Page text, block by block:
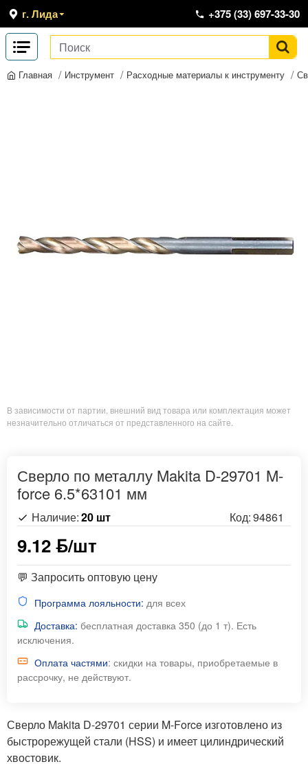
г. Лида +375 (33) 697-33-30
Главная Инструмент Расходные материалы к инструменту
В зависимости от партии, внешний вид товара или комплектация может
незначительно отличаться от представленного на сайте.
Сверло по металлу Makita D-29701 M-
force 6.5*63101 мм
9.12 ƃ/шт
Наличие:20 шт Код:94861
💬 Запросить оптовую цену
Программа лояльности: для всех
Доставка: бесплатная доставка 350 (до 1 т). Есть
исключения.
Оплата частями: скидки на товары, приобретаемые в
рассрочку, не действуют.
Сверло Makita D-29701 серии M-Force изготовлено из
быстрорежущей стали (HSS) и имеет цилиндрический
хвостовик.